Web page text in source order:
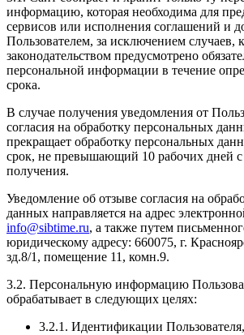
информацию, которая необходима для
сервисов или исполнения соглашений и
Пользователем, за исключением случаев,
законодательством предусмотрено
персональной информации в течение
срока.
В случае получения уведомления от
согласия на обработку персональных
прекращает обработку персональных
срок, не превышающий 10 рабочих дней
получения.
Уведомление об отзыве согласия на
данных направляется на адрес
info@sibtime.ru, а также путем
юридическому адресу: 660075, г.
зд.8/1, помещение 11, комн.9.
3.2. Персональную информацию
обрабатывает в следующих целях:
3.2.1. Идентификации Пользователя,